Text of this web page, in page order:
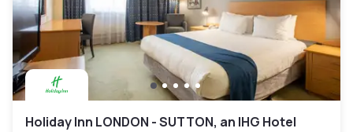
Holiday Inn LONDON - SUTTON, an IHG Hotel